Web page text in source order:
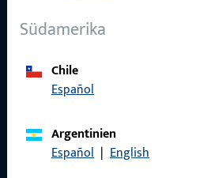
Südamerika
Chile
Español
Argentinien
Español | EnglishProduktkatalog